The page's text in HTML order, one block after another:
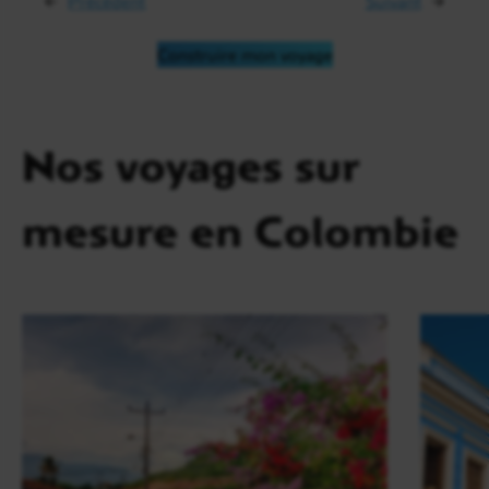
Construire mon voyage
Nos voyages sur
mesure en Colombie